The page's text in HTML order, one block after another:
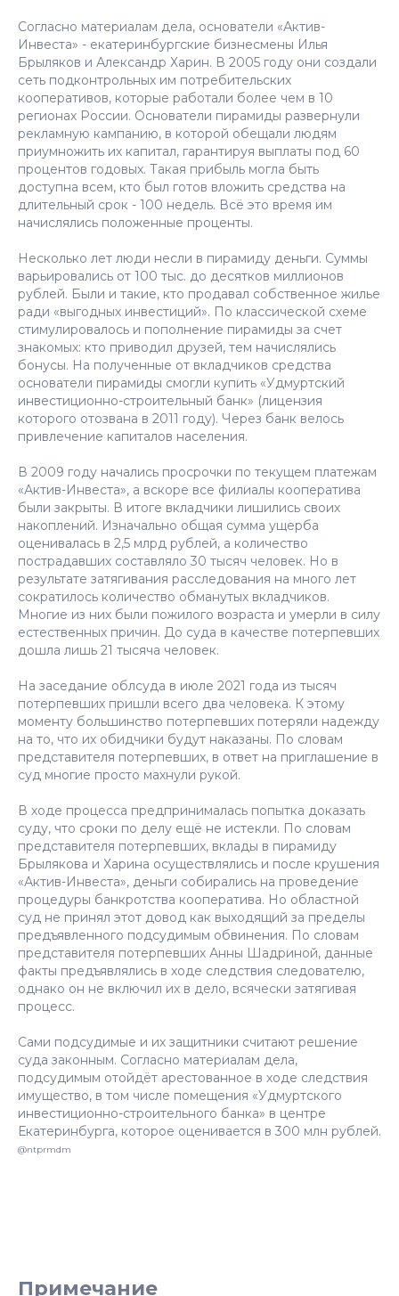
Согласно материалам дела, основатели «Актив-
Инвеста» - екатеринбургские бизнесмены Илья
Брыляков и Александр Харин. В 2005 году они создали
сеть подконтрольных им потребительских
кооперативов, которые работали более чем в 10
регионах России. Основатели пирамиды развернули
рекламную кампанию, в которой обещали людям
приумножить их капитал, гарантируя выплаты под 60
процентов годовых. Такая прибыль могла быть
доступна всем, кто был готов вложить средства на
длительный срок - 100 недель. Всё это время им
начислялись положенные проценты.
Несколько лет люди несли в пирамиду деньги. Суммы
варьировались от 100 тыс. до десятков миллионов
рублей. Были и такие, кто продавал собственное жилье
ради «выгодных инвестиций». По классической схеме
стимулировалось и пополнение пирамиды за счет
знакомых: кто приводил друзей, тем начислялись
бонусы. На полученные от вкладчиков средства
основатели пирамиды смогли купить «Удмуртский
инвестиционно-строительный банк» (лицензия
которого отозвана в 2011 году). Через банк велось
привлечение капиталов населения.
В 2009 году начались просрочки по текущем платежам
«Актив-Инвеста», а вскоре все филиалы кооператива
были закрыты. В итоге вкладчики лишились своих
накоплений. Изначально общая сумма ущерба
оценивалась в 2,5 млрд рублей, а количество
пострадавших составляло 30 тысяч человек. Но в
результате затягивания расследования на много лет
сократилось количество обманутых вкладчиков.
Многие из них были пожилого возраста и умерли в силу
естественных причин. До суда в качестве потерпевших
дошла лишь 21 тысяча человек.
На заседание облсуда в июле 2021 года из тысяч
потерпевших пришли всего два человека. К этому
моменту большинство потерпевших потеряли надежду
на то, что их обидчики будут наказаны. По словам
представителя потерпевших, в ответ на приглашение в
суд многие просто махнули рукой.
В ходе процесса предпринималась попытка доказать
суду, что сроки по делу ещё не истекли. По словам
представителя потерпевших, вклады в пирамиду
Брылякова и Харина осуществлялись и после крушения
«Актив-Инвеста», деньги собирались на проведение
процедуры банкротства кооператива. Но областной
суд не принял этот довод как выходящий за пределы
предъявленного подсудимым обвинения. По словам
представителя потерпевших Анны Шадриной, данные
факты предъявлялись в ходе следствия следователю,
однако он не включил их в дело, всячески затягивая
процесс.
Сами подсудимые и их защитники считают решение
суда законным. Согласно материалам дела,
подсудимым отойдёт арестованное в ходе следствия
имущество, в том числе помещения «Удмуртского
инвестиционно-строительного банка» в центре
Екатеринбурга, которое оценивается в 300 млн рублей.
@ntprmdm
Примечание